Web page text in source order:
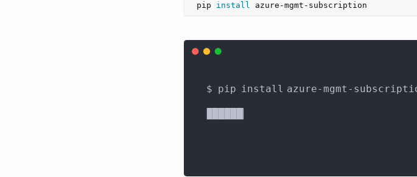
pip install azure-mgmt-subscription